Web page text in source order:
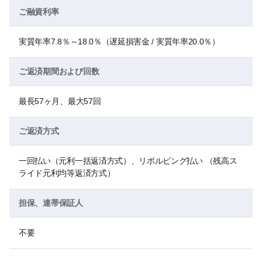
ご融資利率
実質年率7.8％～18.0％（遅延損害金 / 実質年率20.0％）
ご返済期間および回数
最長57ヶ月、最大57回
ご返済方式
一回払い（元利一括返済方式）、リボルビング払い （残高ス
ライド元利均等返済方式）
担保、連帯保証人
不要